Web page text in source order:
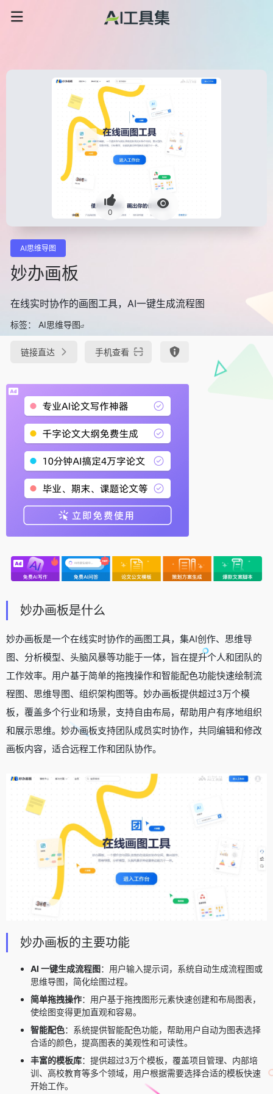
0
AI思维导图
妙办画板
在线实时协作的画图工具，AI一键生成流程图
标签： AI思维导图
链接直达 手机查看
妙办画板是什么
妙办画板是一个在线实时协作的画图工具，集AI创作、思维导
图、分析模型、头脑风暴等功能于一体，旨在提升个人和团队的
工作效率。用户基于简单的拖拽操作和智能配色功能快速绘制流
程图、思维导图、组织架构图等。妙办画板提供超过3万个模
板，覆盖多个行业和场景，支持自由布局，帮助用户有序地组织
和展示思维。妙办画板支持团队成员实时协作，共同编辑和修改
画板内容，适合远程工作和团队协作。
妙办画板的主要功能
AI 一键生成流程图：用户输入提示词，系统自动生成流程图或
思维导图，简化绘图过程。
简单拖拽操作：用户基于拖拽图形元素快速创建和布局图表，
使绘图变得更加直观和容易。
智能配色：系统提供智能配色功能，帮助用户自动为图表选择
合适的颜色，提高图表的美观性和可读性。
丰富的模板库：提供超过3万个模板，覆盖项目管理、内部培
训、高校教育等多个领域，用户根据需要选择合适的模板快速
开始工作。